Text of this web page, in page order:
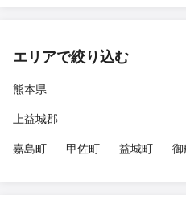
エリアで絞り込む
熊本県
上益城郡
嘉島町
甲佐町 益城町